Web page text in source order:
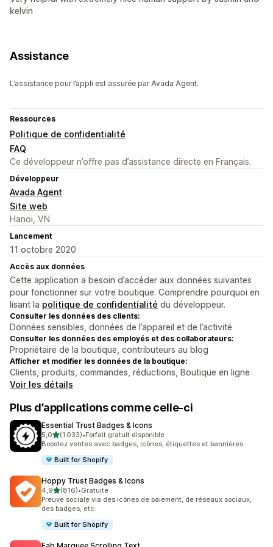
kelvin
Assistance
L’assistance pour l’appli est assurée par Avada Agent.
Ressources
Politique de confidentialité
FAQ
Ce développeur n’offre pas d’assistance directe en Français.
Développeur
Avada Agent
Site web
Hanoi, VN
Lancement
11 octobre 2020
Accès aux données
Cette application a besoin d’accéder aux données suivantes
pour fonctionner sur votre boutique. Comprendre pourquoi en
lisant la politique de confidentialité du développeur.
Consulter les données des clients:
Données sensibles, données de l’appareil et de l’activité
Consulter les données des employés et des collaborateurs:
Propriétaire de la boutique, contributeurs au blog
Afficher et modifier les données de la boutique:
Clients, produits, commandes, réductions, Boutique en ligne
Voir les détails
Plus d’applications comme celle-ci
Essential Trust Badges & Icons
5,0étoile(s) sur 5
(1 033)
1033 avis au total
•Forfait gratuit disponible
Boostez ventes avec badges, icônes, étiquettes et bannières.
Built for Shopify
Hoppy Trust Badges & Icons
4,9étoile(s) sur 5
(816)
816 avis au total
•Gratuite
Preuve sociale via des icônes de paiement, de réseaux sociaux,
des badges, etc.
Built for Shopify